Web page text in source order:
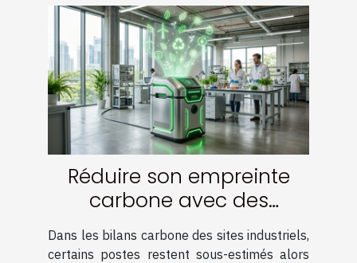
Réduire son empreinte
carbone avec des
solutions de vide
innovantes
Dans les bilans carbone des sites industriels,
certains postes restent sous-estimés alors